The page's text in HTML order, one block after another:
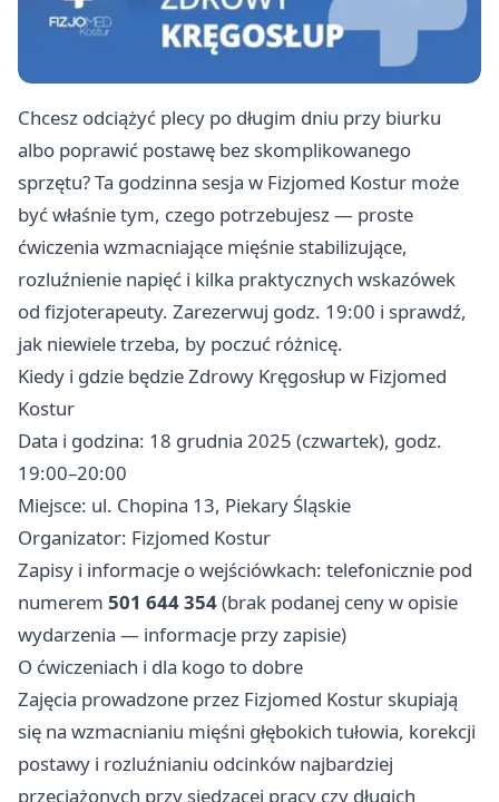
Chcesz odciążyć plecy po długim dniu przy biurku
albo poprawić postawę bez skomplikowanego
sprzętu? Ta godzinna sesja w Fizjomed Kostur może
być właśnie tym, czego potrzebujesz — proste
ćwiczenia wzmacniające mięśnie stabilizujące,
rozluźnienie napięć i kilka praktycznych wskazówek
od fizjoterapeuty. Zarezerwuj godz. 19:00 i sprawdź,
jak niewiele trzeba, by poczuć różnicę.
Kiedy i gdzie będzie Zdrowy Kręgosłup w Fizjomed
Kostur
Data i godzina: 18 grudnia 2025 (czwartek), godz.
19:00–20:00
Miejsce: ul. Chopina 13, Piekary Śląskie
Organizator: Fizjomed Kostur
Zapisy i informacje o wejściówkach: telefonicznie pod
numerem 501 644 354(brak podanej ceny w opisie
wydarzenia — informacje przy zapisie)
O ćwiczeniach i dla kogo to dobre
Zajęcia prowadzone przez Fizjomed Kostur skupiają
się na wzmacnianiu mięśni głębokich tułowia, korekcji
postawy i rozluźnianiu odcinków najbardziej
przeciążonych przy siedzącej pracy czy długich